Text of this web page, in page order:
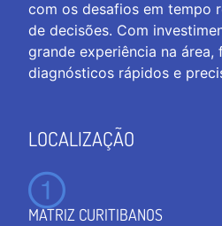
com os desafios em tempo
de decisões. Com
grande experiência na
diagnósticos rápidos e
LOCALIZAÇÃO
MATRIZ CURITIBANOS